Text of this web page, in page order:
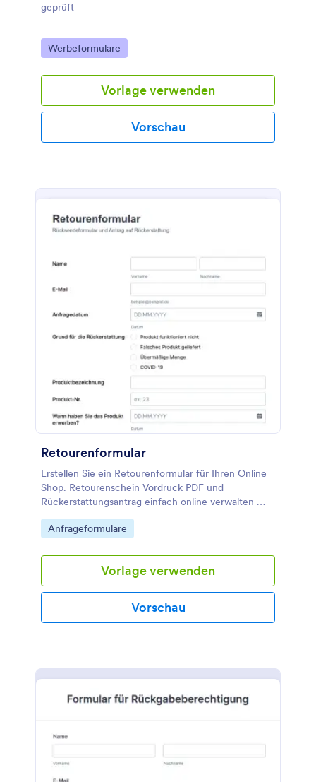
geprüft
Go to Category:
Werbeformulare
Vorlage verwenden
Vorschau
Retourenformular
Erstellen Sie ein Retourenformular für Ihren Online
Shop. Retourenschein Vordruck PDF und
Rückerstattungsantrag einfach online verwalten —
effizient und sicher mit Jotform.
Go to Category:
Anfrageformulare
Vorlage verwenden
Vorschau